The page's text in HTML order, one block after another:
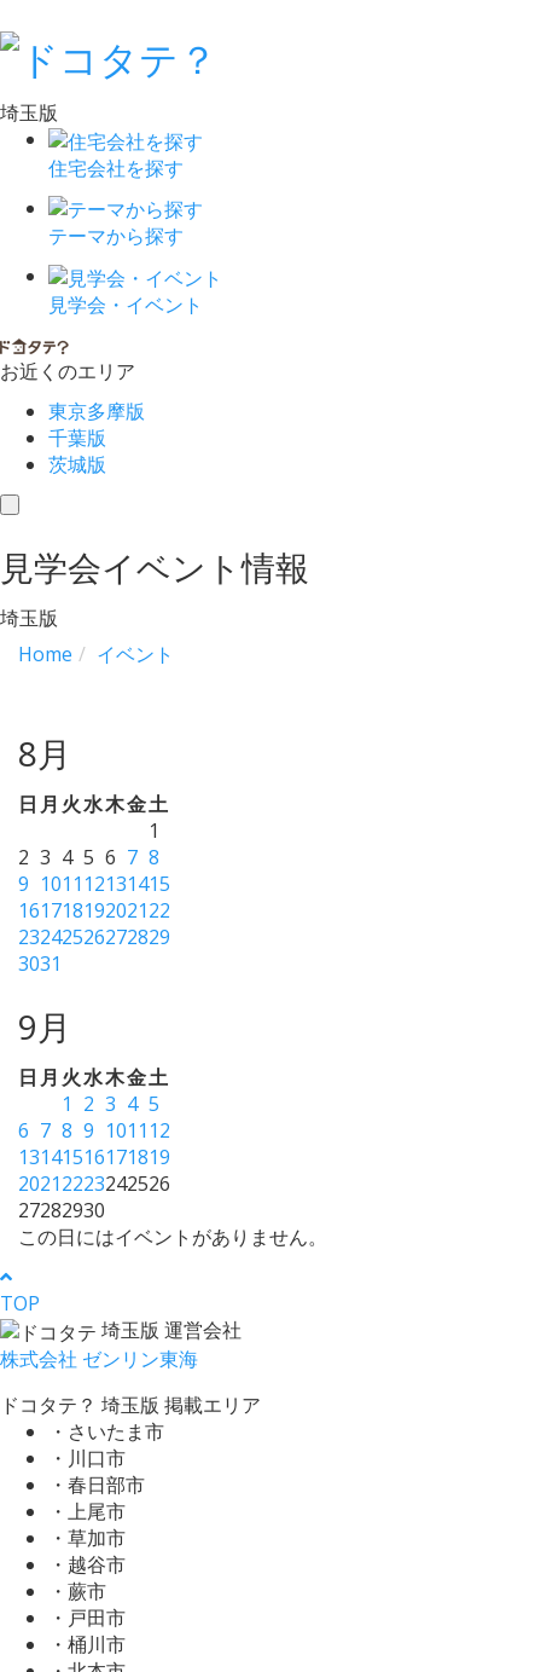
埼玉版
住宅会社を探す
テーマから探す
見学会・イベント
お近くのエリア
東京多摩版
千葉版
茨城版
toggle
見学会イベント情報
埼玉版
Home
イベント
8月
日 月 火水木金土
1
2 3 4 5 6 7 8
9 1011 12131415
16171819202122
23242526272829
3031
9月
日 月 火水木金土
1 2 3 4 5
6 7 8 9 1011 12
13141516171819
20212223242526
27282930
この日にはイベントがありません。
TOP
埼玉版 運営会社
株式会社 ゼンリン東海
ドコタテ？ 埼玉版 掲載エリア
・さいたま市
・川口市
・春日部市
・上尾市
・草加市
・越谷市
・蕨市
・戸田市
・桶川市